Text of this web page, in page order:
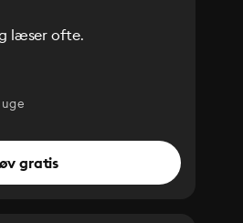
læser ofte.
gratis